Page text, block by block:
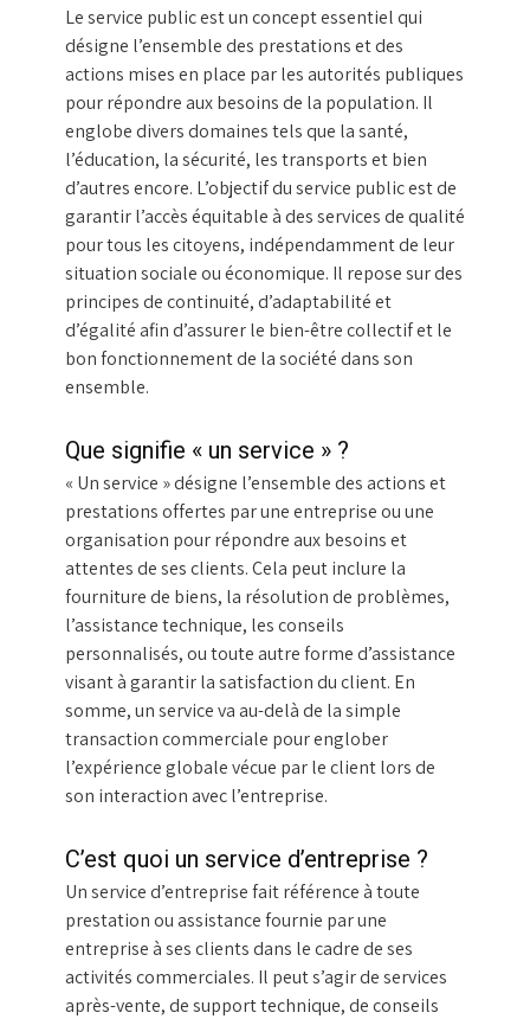
Le service public est un concept essentiel qui
désigne l’ensemble des prestations et des
actions mises en place par les autorités publiques
pour répondre aux besoins de la population. Il
englobe divers domaines tels que la santé,
l’éducation, la sécurité, les transports et bien
d’autres encore. L’objectif du service public est de
garantir l’accès équitable à des services de qualité
pour tous les citoyens, indépendamment de leur
situation sociale ou économique. Il repose sur des
principes de continuité, d’adaptabilité et
d’égalité afin d’assurer le bien-être collectif et le
bon fonctionnement de la société dans son
ensemble.
Que signifie « un service » ?
« Un service » désigne l’ensemble des actions et
prestations offertes par une entreprise ou une
organisation pour répondre aux besoins et
attentes de ses clients. Cela peut inclure la
fourniture de biens, la résolution de problèmes,
l’assistance technique, les conseils
personnalisés, ou toute autre forme d’assistance
visant à garantir la satisfaction du client. En
somme, un service va au-delà de la simple
transaction commerciale pour englober
l’expérience globale vécue par le client lors de
son interaction avec l’entreprise.
C’est quoi un service d’entreprise ?
Un service d’entreprise fait référence à toute
prestation ou assistance fournie par une
entreprise à ses clients dans le cadre de ses
activités commerciales. Il peut s’agir de services
après-vente, de support technique, de conseils